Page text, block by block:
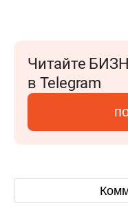
Читайте
в Telegram